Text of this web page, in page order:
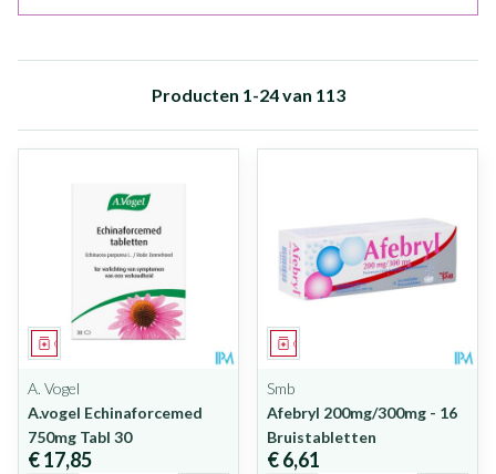
Producten 1-24van 113
Geneesmiddel
A. Vogel
A.vogel Echinaforcemed
750mg Tabl 30
€ 17,85
Geneesmiddel
Smb
Afebryl 200mg/300mg - 16
Bruistabletten
€ 6,61